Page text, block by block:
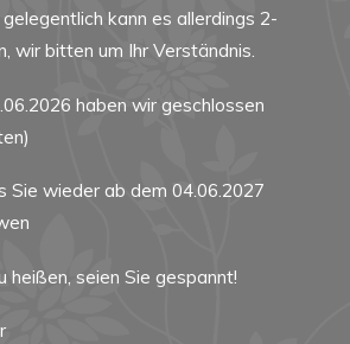
kann es allerdings 2-
wir bitten um Ihr Verständnis.
haben wir geschlossen
Sie wieder ab dem 04.06.2027
heißen, seien Sie gespannt!